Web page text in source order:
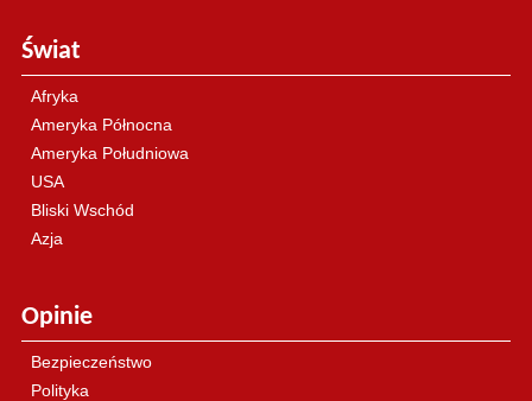
Świat
Afryka
Ameryka Północna
Ameryka Południowa
USA
Bliski Wschód
Azja
Opinie
Bezpieczeństwo
Polityka